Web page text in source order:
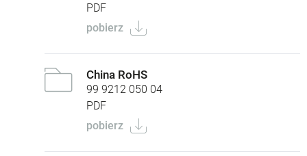
PDF
pobierz
China RoHS
99 9212 050 04
PDF
pobierz